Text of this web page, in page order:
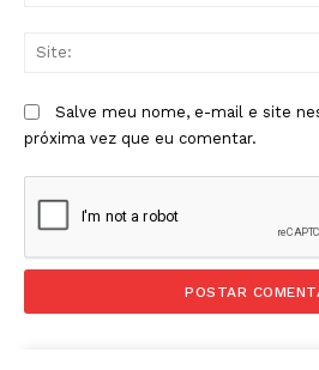
Salve meu nome, e-mail e site
próxima vez que eu comentar.